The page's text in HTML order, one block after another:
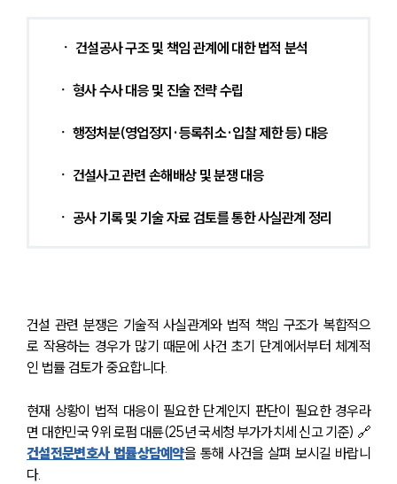
ㆍ 건설공사 구조 및 책임 관계에 대한 법적 분석
ㆍ 형사 수사 대응 및 진술 전략 수립
ㆍ 행정처분(영업정지·등록취소·입찰 제한 등) 대응
ㆍ 건설사고 관련 손해배상 및 분쟁 대응
ㆍ 공사 기록 및 기술 자료 검토를 통한 사실관계 정리
건설 관련 분쟁은 기술적 사실관계와 법적 책임 구조가 복합적으
로 작용하는 경우가 많기 때문에 사건 초기 단계에서부터 체계적
인 법률 검토가 중요합니다.
현재 상황이 법적 대응이 필요한 단계인지 판단이 필요한 경우라
면 대한민국 9위 로펌 대륜(25년 국세청 부가가치세 신고 기준) 🔗
건설전문변호사 법률상담예약을 통해 사건을 살펴 보시길 바랍니
다.